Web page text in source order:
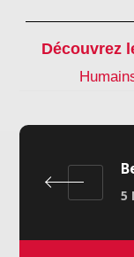
Découvrez
5